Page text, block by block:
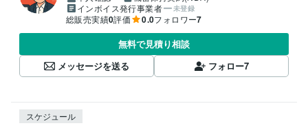
インボイス発行事業者
未登録
総販売実績0評価 0.0フォロワー7
無料で見積り相談
メッセージを送る
フォロー7
スケジュール